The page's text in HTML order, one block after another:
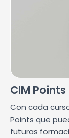
CIM Points
Con cada
Points que
futuras